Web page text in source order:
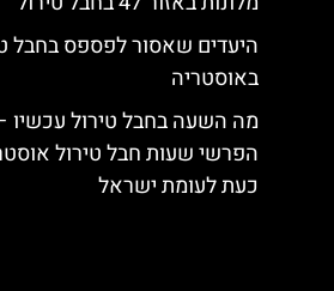
היעדים שאסור לפספס בחבל
באוסטריה
מה השעה בחבל טירול עכשיו
הפרשי שעות חבל טירול
כעת לעומת ישראל